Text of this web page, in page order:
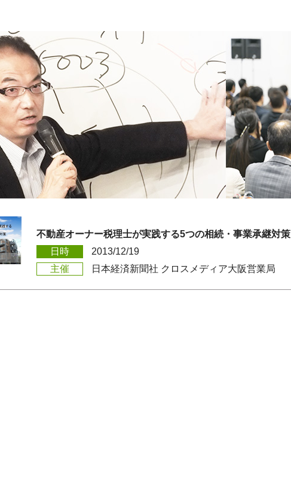
不動産オーナー税理士が実践する5つの相続・事業承継対策
日時
2013/12/19
主催
日本経済新聞社 クロスメディア大阪営業局